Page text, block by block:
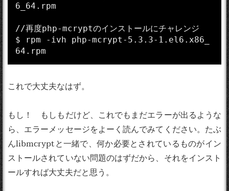
6_64.rpm
//再度php-mcryptのインストールにチャレンジ
$ rpm -ivh php-mcrypt-5.3.3-1.el6.x86_
これで大丈夫なはず。
もし！ もしもだけど、これでもまだエラーが出るような
ら、エラーメッセージをよーく読んでみてください。たぶ
んlibmcryptと一緒で、何か必要とされているものがイン
ストールされていない問題のはずだから、それをインスト
ールすれば大丈夫だと思う。